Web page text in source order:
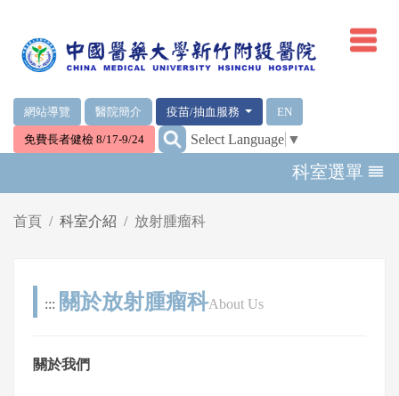
網站導覽 醫院簡介 疫苗/抽血服務 EN
免費長者健檢 8/17-9/24 ::: Select Language ▼
科室選單
首頁 科室介紹 放射腫瘤科
::: 關於放射腫瘤科About Us
關於我們